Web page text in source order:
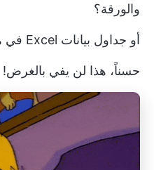
والورقة؟
أو جداول بيانات Excel في
حسناً، هذا لن يفي بالغرض!